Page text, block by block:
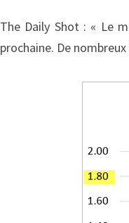
The Daily Shot : « Le
prochaine. De